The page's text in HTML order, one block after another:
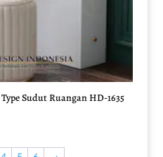
Sudut Ruangan HD-1635